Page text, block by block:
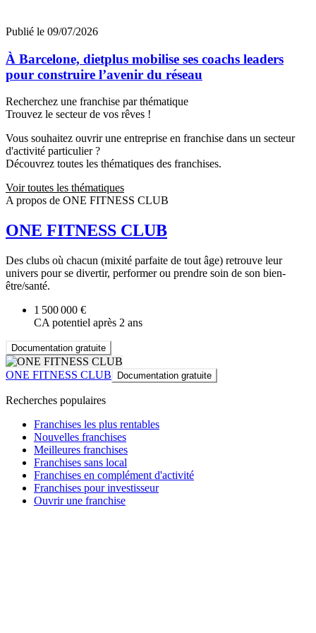
Publié le 09/07/2026
À Barcelone, dietplus mobilise ses coachs leaders
pour construire l’avenir du réseau
Recherchez une franchise par thématique
Trouvez le secteur de vos rêves !
Vous souhaitez ouvrir une entreprise en franchise dans un secteur
d'activité particulier ?
Découvrez toutes les thématiques des franchises.
Voir toutes les thématiques
A propos de ONE FITNESS CLUB
ONE FITNESS CLUB
Des clubs où chacun (mixité parfaite de tout âge) retrouve leur
univers pour se divertir, performer ou prendre soin de son bien-
être/santé.
1 500 000 €
CA potentiel après 2 ans
Documentation gratuite
ONE FITNESS CLUB Documentation gratuite
Recherches populaires
Franchises les plus rentables
Nouvelles franchises
Meilleures franchises
Franchises sans local
Franchises en complément d'activité
Franchises pour investisseur
Ouvrir une franchise